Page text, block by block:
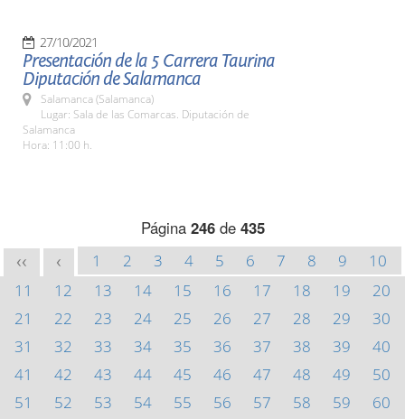
27/10/2021
Presentación de la 5 Carrera Taurina
Diputación de Salamanca
Salamanca (Salamanca)
Lugar: Sala de las Comarcas. Diputación de
Salamanca
Hora: 11:00 h.
Página 246de 435
<< < 1 2 3 4 5 6 7 8 9
10
11
12 13 14 15 16 17 18 19
20
21
22 23 24 25 26 27 28 29
30
31
32 33 34 35 36 37 38 39
40
41
42 43 44 45 46 47 48 49
50
51
52 53 54 55 56 57 58 59
60